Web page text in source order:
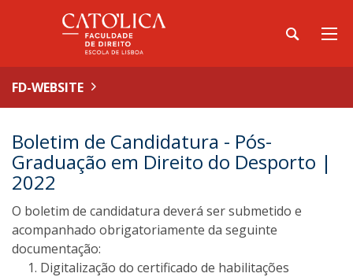
FD-WEBSITE
Boletim de Candidatura - Pós-
Graduação em Direito do Desporto |
2022
O boletim de candidatura deverá ser submetido e
acompanhado obrigatoriamente da seguinte
documentação:
Digitalização do certificado de habilitações